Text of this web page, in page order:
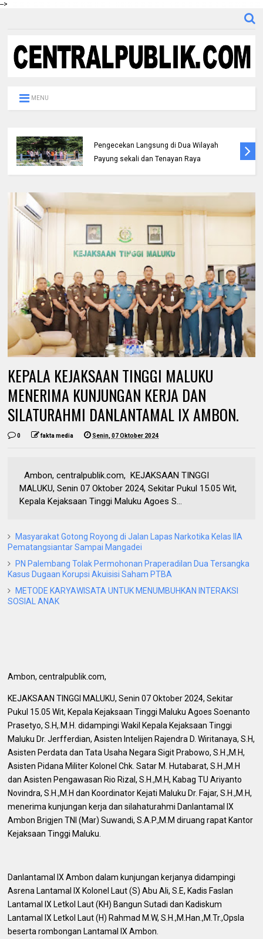
-->
MENU
Pengecekan Langsung di Dua Wilayah
Payung sekali dan Tenayan Raya
KEPALA KEJAKSAAN TINGGI MALUKU
MENERIMA KUNJUNGAN KERJA DAN
SILATURAHMI DANLANTAMAL IX AMBON.
0 fakta media Senin, 07 Oktober 2024
Ambon, centralpublik.com, KEJAKSAAN TINGGI
MALUKU, Senin 07 Oktober 2024, Sekitar Pukul 15.05 Wit,
Kepala Kejaksaan Tinggi Maluku Agoes S...
Masyarakat Gotong Royong di Jalan Lapas Narkotika Kelas IIA
Pematangsiantar Sampai Mangadei
PN Palembang Tolak Permohonan Praperadilan Dua Tersangka
Kasus Dugaan Korupsi Akuisisi Saham PTBA
METODE KARYAWISATA UNTUK MENUMBUHKAN INTERAKSI
SOSIAL ANAK
Ambon, centralpublik.com,
KEJAKSAAN TINGGI MALUKU, Senin 07 Oktober 2024, Sekitar
Pukul 15.05 Wit, Kepala Kejaksaan Tinggi Maluku Agoes Soenanto
Prasetyo, S.H,.M.H. didampingi Wakil Kepala Kejaksaan Tinggi
Maluku Dr. Jerfferdian, Asisten Intelijen Rajendra D. Wiritanaya, S.H,
Asisten Perdata dan Tata Usaha Negara Sigit Prabowo, S.H.,M.H,
Asisten Pidana Militer Kolonel Chk. Satar M. Hutabarat, S.H.,M.H
dan Asisten Pengawasan Rio Rizal, S.H.,M.H, Kabag TU Ariyanto
Novindra, S.H.,M.H dan Koordinator Kejati Maluku Dr. Fajar, S.H.,M.H,
menerima kunjungan kerja dan silahaturahmi Danlantamal IX
Ambon Brigjen TNI (Mar) Suwandi, S.A.P.,M.M diruang rapat Kantor
Kejaksaan Tinggi Maluku.
Danlantamal IX Ambon dalam kunjungan kerjanya didampingi
Asrena Lantamal IX Kolonel Laut (S) Abu Ali, S.E, Kadis Faslan
Lantamal IX Letkol Laut (KH) Bangun Sutadi dan Kadiskum
Lantamal IX Letkol Laut (H) Rahmad M.W, S.H.,M.Han.,M.Tr.,Opsla
beserta rombongan Lantamal IX Ambon.